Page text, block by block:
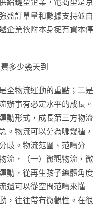
給鏈型企業，電商型是京
盛訂單量和數據支持並自
企業依附本身擁有資本停
全物流運動的重點；二是
辦事有必定水平的成長。
動形式，成長第三方物流
。物流可以分為哪幾種，
歧。物流范圍、范疇分
流，（一）微觀物流，微
動，從再生孩子總體角度
還可以從空間范疇來懂
，往往帶有微觀性。在很